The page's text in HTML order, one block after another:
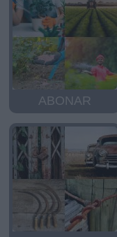
ABONAR